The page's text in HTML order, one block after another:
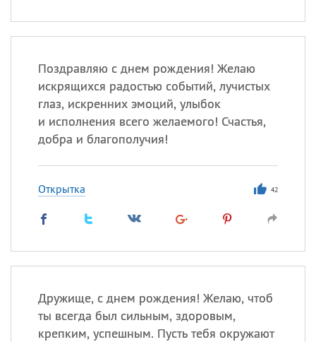
Поздравляю с днем рождения! Желаю
искрящихся радостью событий, лучистых
глаз, искренних эмоций, улыбок
и исполнения всего желаемого! Счастья,
добра и благополучия!
Открытка 42
Дружище, с днем рождения! Желаю, чтоб
ты всегда был сильным, здоровым,
крепким, успешным. Пусть тебя окружают